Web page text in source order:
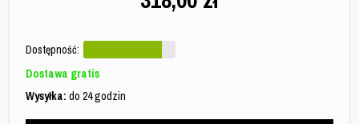
Dostępność:
Dostawa gratis
Wysyłka: do 24 godzin